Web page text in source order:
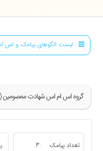
لیست الگوهای پیامک و اس
گروه اس ام اس شهادت
تعداد پیامک :
3